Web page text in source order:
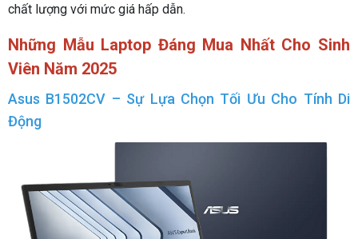
chất lượng với mức giá hấp dẫn.
Những Mẫu Laptop Đáng Mua Nhất Cho Sinh
Viên Năm 2025
Asus B1502CV – Sự Lựa Chọn Tối Ưu Cho Tính Di
Động